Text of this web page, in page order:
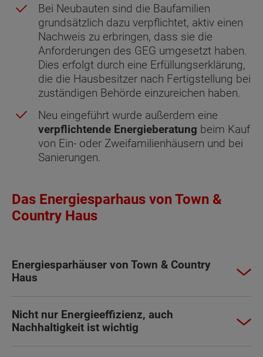
Bei Neubauten sind die Baufamilien
grundsätzlich dazu verpflichtet, aktiv einen
Nachweis zu erbringen, dass sie die
Anforderungen des GEG umgesetzt haben.
Dies erfolgt durch eine Erfüllungserklärung,
die die Hausbesitzer nach Fertigstellung bei
zuständigen Behörde einzureichen haben.
Neu eingeführt wurde außerdem eine
verpflichtende Energieberatung beim Kauf
von Ein- oder Zweifamilienhäusern und bei
Sanierungen.
Das Energiesparhaus von Town &
Country Haus
Energiesparhäuser von Town & Country
Haus
Nicht nur Energieeffizienz, auch
Nachhaltigkeit ist wichtig